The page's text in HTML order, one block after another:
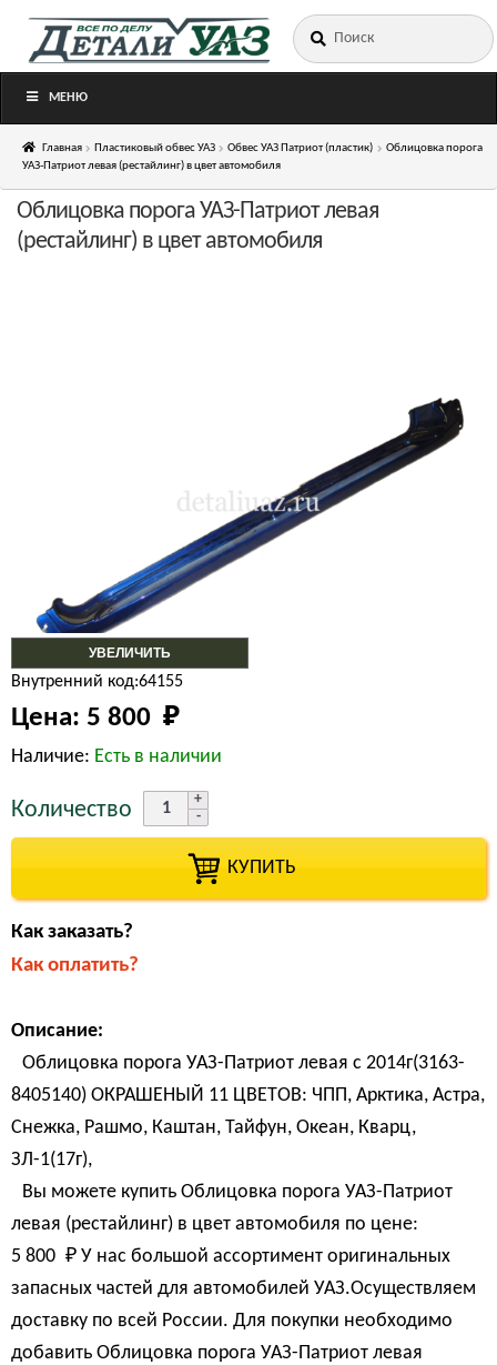
Перейти
Перейти
Искать:
МЕНЮ
Главная Пластиковый обвес УАЗ Обвес УАЗ Патриот (пластик)
Облицовка порога
УАЗ-Патриот левая (рестайлинг) в цвет автомобиля
УВЕЛИЧИТЬ
Облицовка порога УАЗ-Патриот левая
(рестайлинг) в цвет автомобиля
Внутренний код:64155
Цена: 5 800 ₽
Наличие: Есть в наличии
Количество
КУПИТЬ
Как заказать?
Как оплатить?
Описание:
Облицовка порога УАЗ-Патриот левая с 2014г(3163-
8405140) ОКРАШЕНЫЙ 11 ЦВЕТОВ: ЧПП, Арктика, Астра,
Снежка, Рашмо, Каштан, Тайфун, Океан, Кварц,
ЗЛ-1(17г),
Вы можете купить Облицовка порога УАЗ-Патриот
левая (рестайлинг) в цвет автомобиля по цене:
5 800 ₽ У нас большой ассортимент оригинальных
запасных частей для автомобилей УАЗ.Осуществляем
доставку по всей России. Для покупки необходимо
добавить Облицовка порога УАЗ-Патриот левая